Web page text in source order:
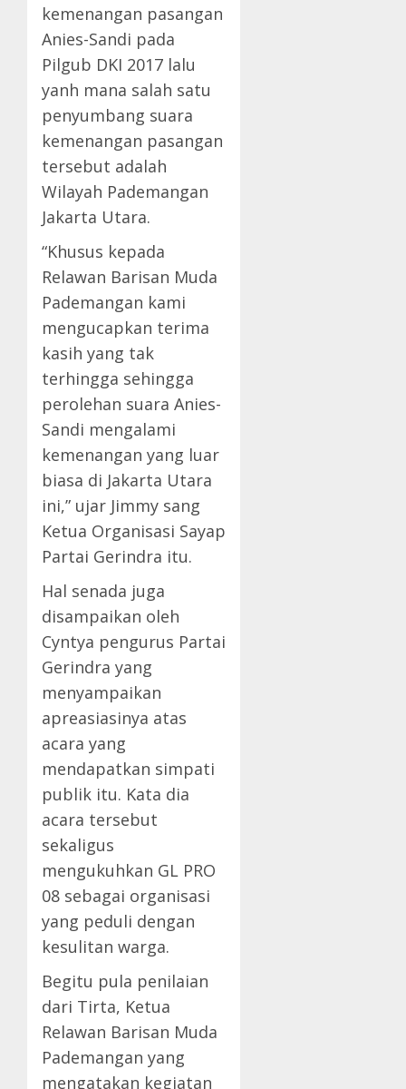
kemenangan pasangan
Anies-Sandi pada
Pilgub DKI 2017 lalu
yanh mana salah satu
penyumbang suara
kemenangan pasangan
tersebut adalah
Wilayah Pademangan
Jakarta Utara.
“Khusus kepada
Relawan Barisan Muda
Pademangan kami
mengucapkan terima
kasih yang tak
terhingga sehingga
perolehan suara Anies-
Sandi mengalami
kemenangan yang luar
biasa di Jakarta Utara
ini,” ujar Jimmy sang
Ketua Organisasi Sayap
Partai Gerindra itu.
Hal senada juga
disampaikan oleh
Cyntya pengurus Partai
Gerindra yang
menyampaikan
apreasiasinya atas
acara yang
mendapatkan simpati
publik itu. Kata dia
acara tersebut
sekaligus
mengukuhkan GL PRO
08 sebagai organisasi
yang peduli dengan
kesulitan warga.
Begitu pula penilaian
dari Tirta, Ketua
Relawan Barisan Muda
Pademangan yang
mengatakan kegiatan